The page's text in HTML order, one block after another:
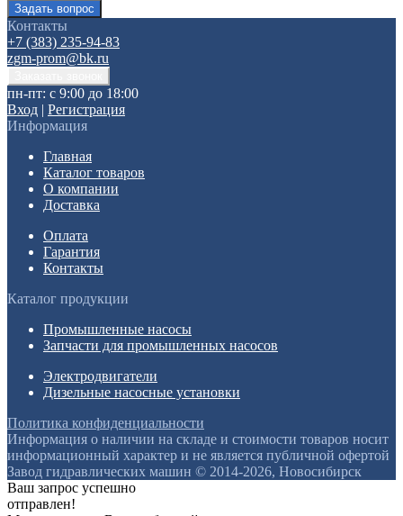
Контакты
+7 (383) 235-94-83
zgm-prom@bk.ru
пн-пт: с 9:00 до 18:00
Вход | Регистрация
Информация
Главная
Каталог товаров
О компании
Доставка
Оплата
Гарантия
Контакты
Каталог продукции
Промышленные насосы
Запчасти для промышленных насосов
Электродвигатели
Дизельные насосные установки
Политика конфиденциальности
Информация о наличии на складе и стоимости товаров носит
информационный характер и не является публичной офертой
Завод гидравлических машин © 2014-2026, Новосибирск
Ваш запрос успешно
отправлен!